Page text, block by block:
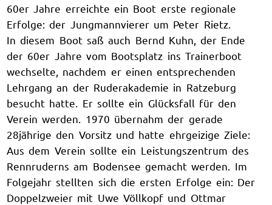
60er Jahre erreichte ein Boot erste regionale
Erfolge: der Jungmannvierer um Peter Rietz.
In diesem Boot saß auch Bernd Kuhn, der Ende
der 60er Jahre vom Bootsplatz ins Trainerboot
wechselte, nachdem er einen entsprechenden
Lehrgang an der Ruderakademie in Ratzeburg
besucht hatte. Er sollte ein Glücksfall für den
Verein werden. 1970 übernahm der gerade
28jährige den Vorsitz und hatte ehrgeizige Ziele:
Aus dem Verein sollte ein Leistungszentrum des
Rennruderns am Bodensee gemacht werden. Im
Folgejahr stellten sich die ersten Erfolge ein: Der
Doppelzweier mit Uwe Völlkopf und Ottmar